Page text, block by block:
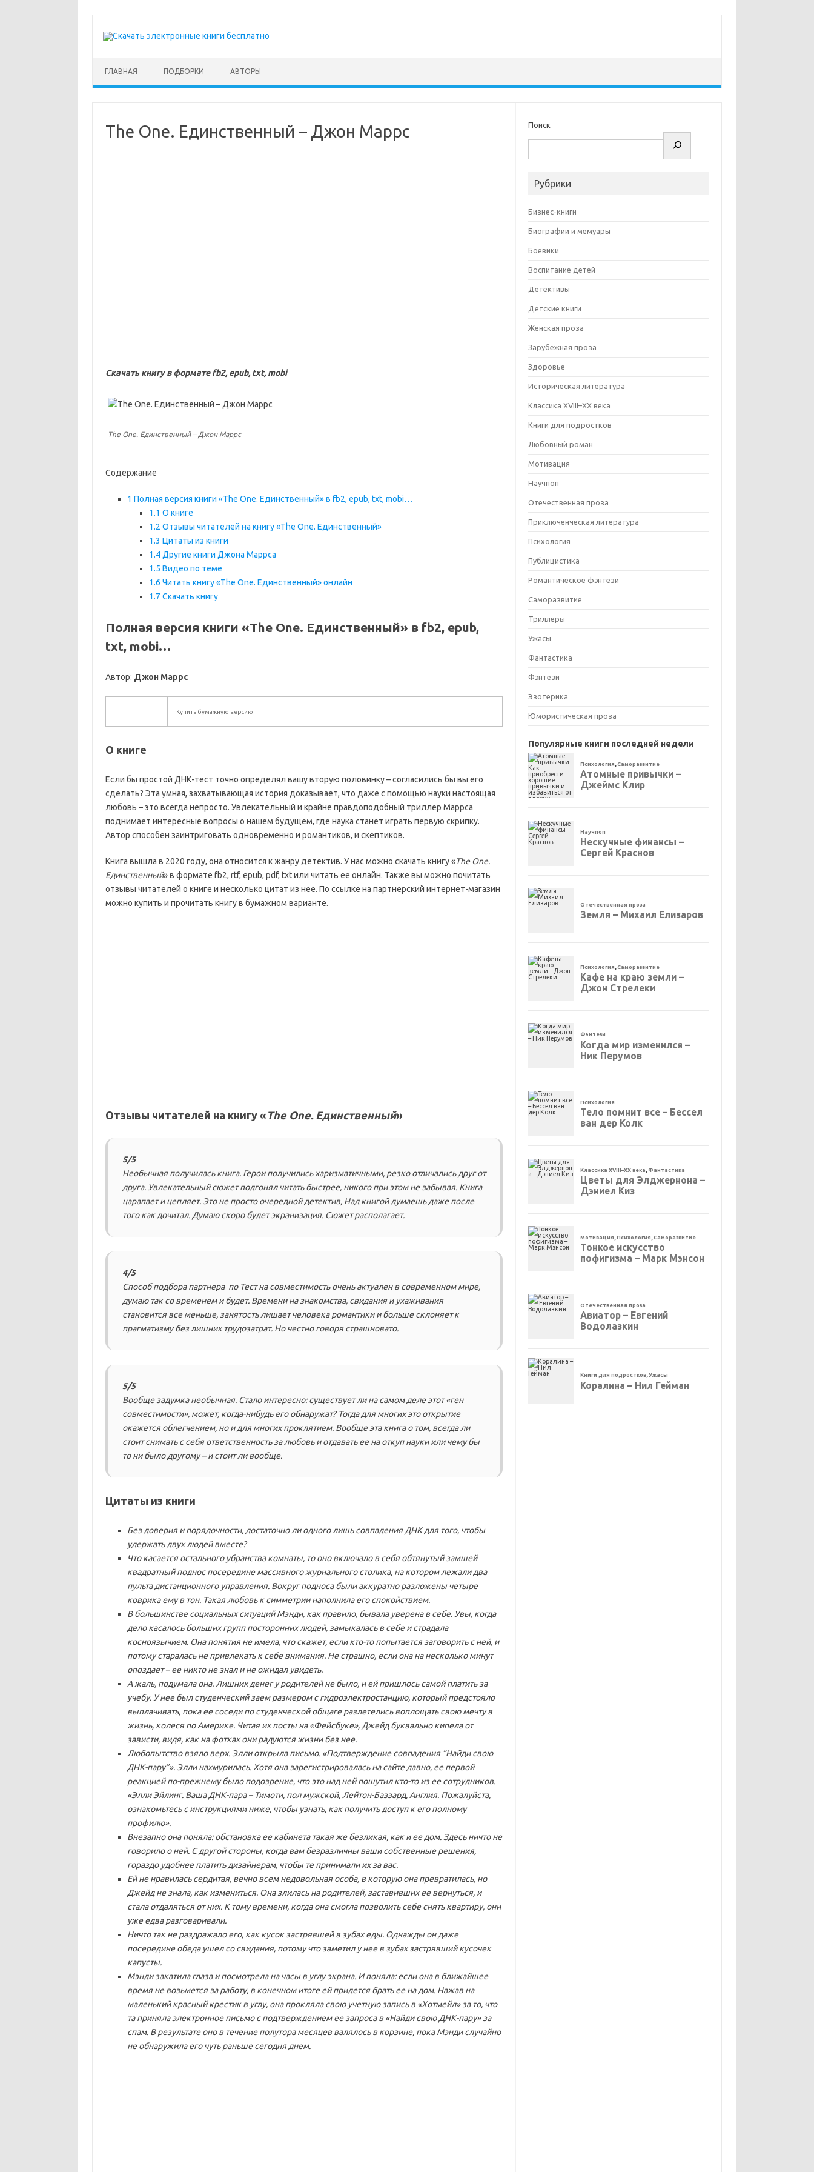
ГЛАВНАЯ ПОДБОРКИ АВТОРЫ
The One. Единственный – Джон Маррс
Скачать книгу в формате fb2, epub, txt, mobi
The One. Единственный – Джон Маррс
Содержание
1 Полная версия книги «The One. Единственный» в fb2, epub, txt, mobi…
1.1 О книге
1.2 Отзывы читателей на книгу «The One. Единственный»
1.3 Цитаты из книги
1.4Другие книги Джона Маррса
1.5 Видео по теме
1.6 Читать книгу «The One. Единственный» онлайн
1.7 Скачать книгу
Полная версия книги «The One. Единственный» в fb2, epub,
txt, mobi…
Автор: Джон Маррс
Купить бумажную версию
О книге
Если бы простой ДНК-тест точно определял вашу вторую половинку – согласились бы вы его
сделать? Эта умная, захватывающая история доказывает, что даже с помощью науки настоящая
любовь – это всегда непросто. Увлекательный и крайне правдоподобный триллер Маррса
поднимает интересные вопросы о нашем будущем, где наука станет играть первую скрипку.
Автор способен заинтриговать одновременно и романтиков, и скептиков.
Книга вышла в 2020 году, она относится к жанру детектив. У нас можно скачать книгу «The One.
Единственный» в формате fb2, rtf, epub, pdf, txt или читать ее онлайн. Также вы можно почитать
отзывы читателей о книге и несколько цитат из нее. По ссылке на партнерский интернет-магазин
можно купить и прочитать книгу в бумажном варианте.
Отзывы читателей на книгу « The One. Единственный»
5/5
Необычная получилась книга. Герои получились харизматичными, резко отличались друг от
друга. Увлекательный сюжет подгонял читать быстрее, никого при этом не забывая. Книга
царапает и цепляет. Это не просто очередной детектив, Над книгой думаешь даже после
того как дочитал. Думаю скоро будет экранизация. Сюжет располагает.
4/5
Способ подбора партнера по Тест на совместимость очень актуален в современном мире,
думаю так со временем и будет. Времени на знакомства, свидания и ухаживания
становится все меньше, занятость лишает человека романтики и больше склоняет к
прагматизму без лишних трудозатрат. Но честно говоря страшновато.
5/5
Вообще задумка необычная. Стало интересно: существует ли на самом деле этот «ген
совместимости», может, когда-нибудь его обнаружат? Тогда для многих это открытие
окажется облегчением, но и для многих проклятием. Вообще эта книга о том, всегда ли
стоит снимать с себя ответственность за любовь и отдавать ее на откуп науки или чему бы
то ни было другому – и стоит ли вообще.
Цитаты из книги
Без доверия и порядочности, достаточно ли одного лишь совпадения ДНК для того, чтобы
удержать двух людей вместе?
Что касается остального убранства комнаты, то оно включало в себя обтянутый замшей
квадратный поднос посередине массивного журнального столика, на котором лежали два
пульта дистанционного управления. Вокруг подноса были аккуратно разложены четыре
коврика ему в тон. Такая любовь к симметрии наполнила его спокойствием.
В большинстве социальных ситуаций Мэнди, как правило, бывала уверена в себе. Увы, когда
дело касалось больших групп посторонних людей, замыкалась в себе и страдала
косноязычием. Она понятия не имела, что скажет, если кто-то попытается заговорить с ней, и
потому старалась не привлекать к себе внимания. Не страшно, если она на несколько минут
опоздает – ее никто не знал и не ожидал увидеть.
А жаль, подумала она. Лишних денег у родителей не было, и ей пришлось самой платить за
учебу. У нее был студенческий заем размером с гидроэлектростанцию, который предстояло
выплачивать, пока ее соседи по студенческой общаге разлетелись воплощать свою мечту в
жизнь, колеся по Америке. Читая их посты на «Фейсбуке», Джейд буквально кипела от
зависти, видя, как на фотках они радуются жизни без нее.
Любопытство взяло верх. Элли открыла письмо. «Подтверждение совпадения “Найди свою
ДНК-пару”». Элли нахмурилась. Хотя она зарегистрировалась на сайте давно, ее первой
реакцией по-прежнему было подозрение, что это над ней пошутил кто-то из ее сотрудников.
«Элли Эйлинг. Ваша ДНК-пара – Тимоти, пол мужской, Лейтон-Баззард, Англия. Пожалуйста,
ознакомьтесь с инструкциями ниже, чтобы узнать, как получить доступ к его полному
профилю».
Внезапно она поняла: обстановка ее кабинета такая же безликая, как и ее дом. Здесь ничто не
говорило о ней. С другой стороны, когда вам безразличны ваши собственные решения,
гораздо удобнее платить дизайнерам, чтобы те принимали их за вас.
Ей не нравилась сердитая, вечно всем недовольная особа, в которую она превратилась, но
Джейд не знала, как измениться. Она злилась на родителей, заставивших ее вернуться, и
стала отдаляться от них. К тому времени, когда она смогла позволить себе снять квартиру, они
уже едва разговаривали.
Ничто так не раздражало его, как кусок застрявшей в зубах еды. Однажды он даже
посередине обеда ушел со свидания, потому что заметил у нее в зубах застрявший кусочек
капусты.
Мэнди закатила глаза и посмотрела на часы в углу экрана. И поняла: если она в ближайшее
время не возьмется за работу, в конечном итоге ей придется брать ее на дом. Нажав на
маленький красный крестик в углу, она прокляла свою учетную запись в «Хотмейл» за то, что
та приняла электронное письмо с подтверждением ее запроса в «Найди свою ДНК-пару» за
спам. В результате оно в течение полутора месяцев валялось в корзине, пока Мэнди случайно
не обнаружила его чуть раньше сегодня днем.
Поиск
Рубрики
Бизнес-книги
Биографии и мемуары
Боевики
Воспитание детей
Детективы
Детские книги
Женская проза
Зарубежная проза
Здоровье
Историческая литература
Классика XVIII–XX века
Книги для подростков
Любовный роман
Мотивация
Научпоп
Отечественная проза
Приключенческая литература
Психология
Публицистика
Романтическое фэнтези
Саморазвитие
Триллеры
Ужасы
Фантастика
Фэнтези
Эзотерика
Юмористическая проза
Популярные книги последней недели
Психология Саморазвитие
Атомные привычки –
Джеймс Клир
Научпоп
Нескучные финансы –
Сергей Краснов
Отечественная проза
Земля – Михаил Елизаров
Психология Саморазвитие
Кафе на краю земли –
Джон Стрелеки
Фэнтези
Когда мир изменился –
Ник Перумов
Психология
Тело помнит все – Бессел
ван дер Колк
Классика XVIII–XX века Фантастика
Цветы для Элджернона –
Дэниел Киз
Мотивация ,Психология ,Саморазвитие
Тонкое искусство
пофигизма – Марк Мэнсон
Отечественная проза
Авиатор – Евгений
Водолазкин
Книги для подростков,Ужасы
Коралина – Нил Гейман